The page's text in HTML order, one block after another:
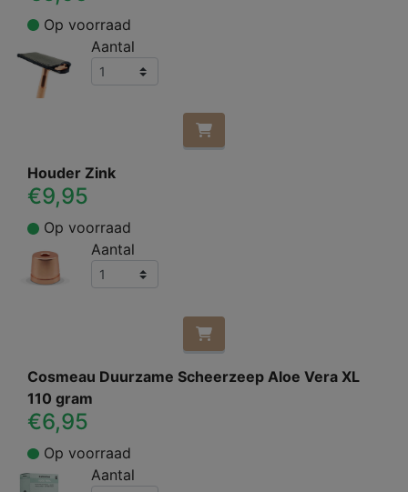
Op voorraad
Aantal
Houder Zink
€9,95
Op voorraad
Aantal
Cosmeau Duurzame Scheerzeep Aloe Vera XL
110 gram
€6,95
Op voorraad
Aantal